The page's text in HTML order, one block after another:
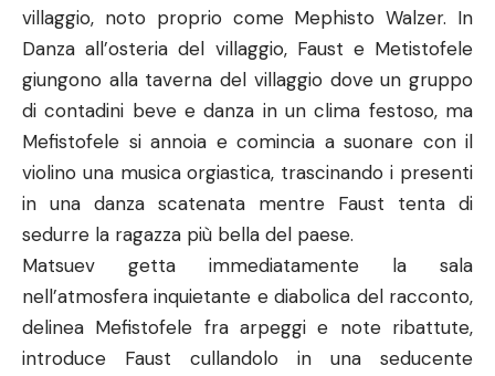
villaggio, noto proprio come Mephisto Walzer. In
Danza all’osteria del villaggio, Faust e Metistofele
giungono alla taverna del villaggio dove un gruppo
di contadini beve e danza in un clima festoso, ma
Mefistofele si annoia e comincia a suonare con il
violino una musica orgiastica, trascinando i presenti
in una danza scatenata mentre Faust tenta di
sedurre la ragazza più bella del paese.
Matsuev getta immediatamente la sala
nell’atmosfera inquietante e diabolica del racconto,
delinea Mefistofele fra arpeggi e note ribattute,
introduce Faust cullandolo in una seducente